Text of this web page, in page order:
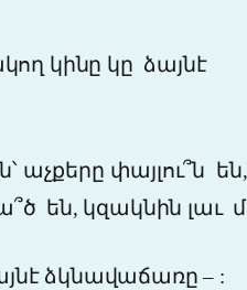
կինը կը ձայնէ
աչքերը փայլու՞ն
են, կզակնին լաւ
ձկնավաճառը – :